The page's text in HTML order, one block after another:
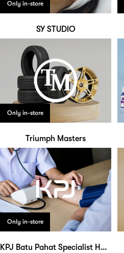
Only in-store
SY STUDIO
Only in-store
Triumph Masters
Only in-store
KPJ Batu Pahat Specialist Hospital